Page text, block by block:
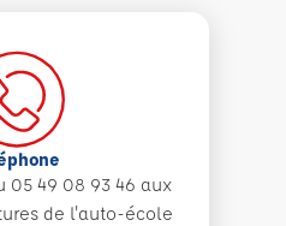
05 49 08 93 46 aux
de l'auto-école